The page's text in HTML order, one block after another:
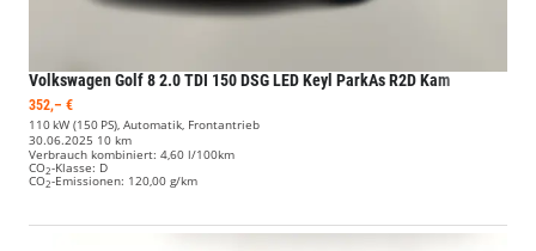
Volkswagen Golf8 2.0 TDI 150 DSG LED Keyl ParkAs R2D Kam
352,– €
110 kW (150 PS), Automatik, Frontantrieb
30.06.2025 10 km
Verbrauch kombiniert: 4,60 l/100km
CO2-Klasse: D
CO2-Emissionen: 120,00 g/km